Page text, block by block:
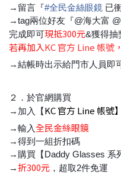
→留言『#全民金絲眼鏡 已
→tag兩位好友『@海大富 @
完成即可現抵300元&獲得抽
若再加入KC 官方 Line 帳號
→結帳時出示給門市人員即
２．於官網購買
→加入【KC 官方 Line 帳號】
→輸入全民金絲眼鏡
→得到一組折扣碼
→購買【Daddy Glasses 系
→折300元 ，超取2件免運